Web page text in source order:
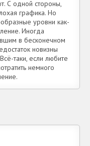
С одной стороны,
графика. Но
уровни как-
Иногда
в бесконечном
новизны
таки, если любите
немного